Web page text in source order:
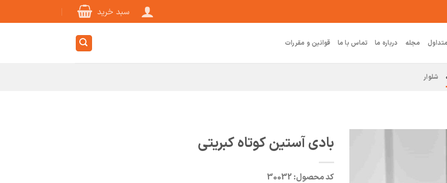
سبد خرید
مجله درباره ما تماس با ما قوانین و مقررات
شلوار
بادی آستین کوتاه کبریتی
کد محصول: 30032